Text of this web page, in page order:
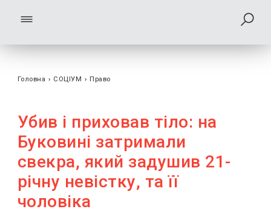
Головна › СОЦІУМ › Право
Убив і приховав тіло: на
Буковині затримали
свекра, який задушив 21-
річну невістку, та її
чоловіка